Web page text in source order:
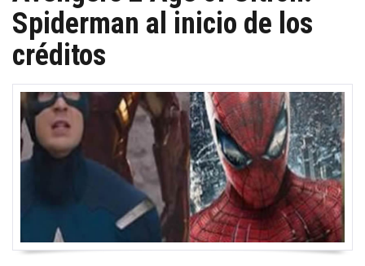
Spiderman al inicio de los
créditos